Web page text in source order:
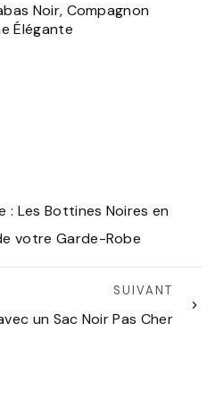
Noir, Compagnon
Élégante
: Les Bottines Noires en
votre Garde-Robe
SUIVANT
un Sac Noir Pas Cher